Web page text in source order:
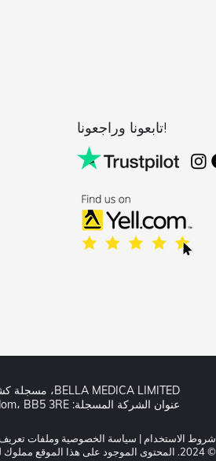
تابعونا وراجعونا!
BELLA MEDICA LIMITED، مسجلة كشركة محدودة في إنجلترا وويلز تحت رقم الشركة: 10698361.
عنوان الشركة المسجلة: Knuzden Hall Barn Stanhill Road، Oswaldtwistle، Accrington، United Kingdom، BB5 3RE
شروط الاستخدام | سياسة الخصوصية وملفات تعريف
© 2024. المحتوى الموجود على هذا الموقع مملوك لنا ولمرخصينا. لا تقم بنسخ أي محتوى (بما في ذلك الصور) دون موافقتنا.